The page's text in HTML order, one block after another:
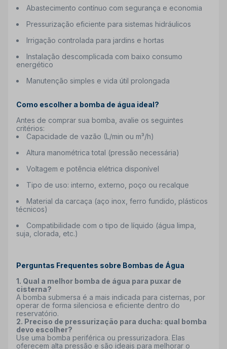
Abastecimento contínuo com segurança e economia
Pressurização eficiente para sistemas hidráulicos
Irrigação controlada para jardins e hortas
Instalação descomplicada com baixo consumo
energético
Manutenção simples e vida útil prolongada
Como escolher a bomba de água ideal?
Antes de comprar sua bomba, avalie os seguintes
critérios:
Capacidade de vazão (L/min ou m³/h)
Altura manométrica total (pressão necessária)
Voltagem e potência elétrica disponível
Tipo de uso: interno, externo, poço ou recalque
Material da carcaça (aço inox, ferro fundido, plásticos
técnicos)
Compatibilidade com o tipo de líquido (água limpa,
suja, clorada, etc.)
Perguntas Frequentes sobre Bombas de Água
1. Qual a melhor bomba de água para puxar de
cisterna?
A bomba submersa é a mais indicada para cisternas, por
operar de forma silenciosa e eficiente dentro do
reservatório.
2. Preciso de pressurização para ducha: qual bomba
devo escolher?
Use uma bomba periférica ou pressurizadora. Elas
oferecem alta pressão e são ideais para melhorar o